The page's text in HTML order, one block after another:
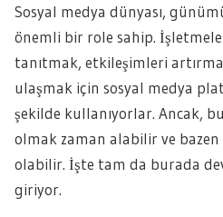
Sosyal medya dünyası,
önemli bir role sahip.
tanıtmak, etkileşimleri
ulaşmak için sosyal medya
şekilde kullanıyorlar. Ancak,
olmak zaman alabilir ve bazen
olabilir. İşte tam da burada
giriyor.